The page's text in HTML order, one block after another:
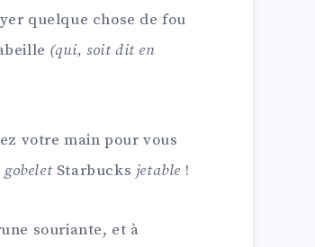
quelque chose de fou
(qui, soit dit en
votre main pour vous
gobeletStarbucks jetable !
souriante, et à